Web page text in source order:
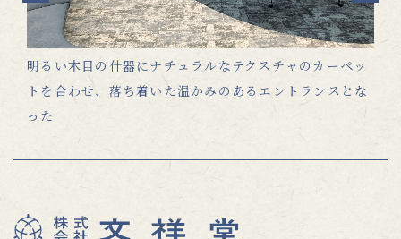
ev
io
us
明るい木目の什器にナチュラルなテクスチャのカーペッ
トを合わせ、落ち着いた温かみのあるエントランスとな
った
ex
t